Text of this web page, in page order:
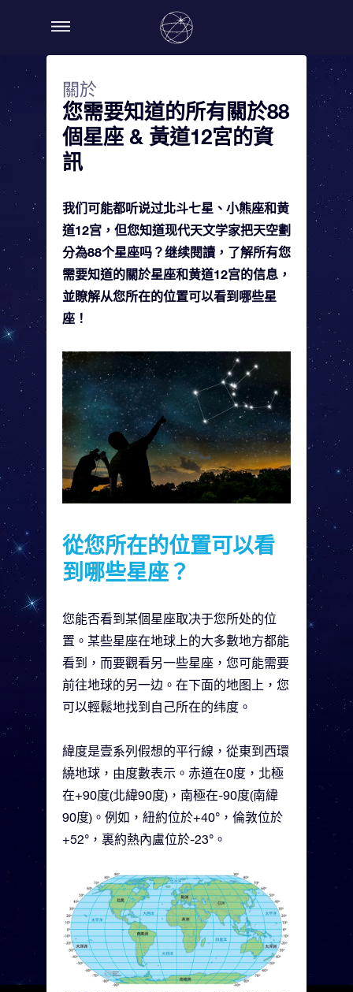
關於
您需要知道的所有關於88
個星座 & 黃道12宮的資
訊
我们可能都听说过北斗七星、小熊座和黄
道12宫，但您知道现代天文学家把天空劃
分為88个星座吗？继续閱讀，了解所有您
需要知道的關於星座和黄道12宫的信息，
並瞭解从您所在的位置可以看到哪些星
座！
從您所在的位置可以看
到哪些星座？
您能否看到某個星座取决于您所处的位
置。某些星座在地球上的大多數地方都能
看到，而要觀看另一些星座，您可能需要
前往地球的另一边。在下面的地图上，您
可以輕鬆地找到自己所在的纬度。
緯度是壹系列假想的平行線，從東到西環
繞地球，由度數表示。赤道在0度，北極
在+90度(北緯90度)，南極在-90度(南緯
90度)。例如，紐約位於+40°，倫敦位於
+52°，裏約熱內盧位於-23°。